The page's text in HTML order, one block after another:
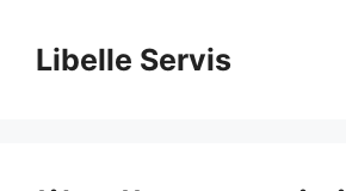
Libelle Servis